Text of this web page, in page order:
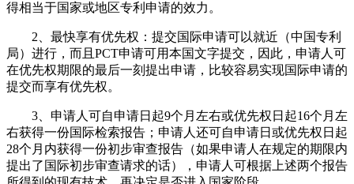
得相当于国家或地区专利申请的效力。
2、最快享有优先权：提交国际申请可以就近（中国专利
局）进行，而且PCT申请可用本国文字提交，因此，申请人可
在优先权期限的最后一刻提出申请，比较容易实现国际申请的
提交而享有优先权。
3、申请人可自申请日起9个月左右或优先权日起16个月左
右获得一份国际检索报告；申请人还可自申请日或优先权日起
28个月内获得一份初步审查报告（如果申请人在规定的期限内
提出了国际初步审查请求的话），申请人可根据上述两个报告